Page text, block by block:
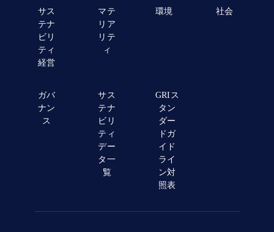
サス
テナ
ビリ
ティ
経営
マテ
リア
リテ
ィ
環境 社会
ガバ
ナン
ス
サス
テナ
ビリ
ティ
デー
タ一
覧
GRIス
タン
ダー
ドガ
イド
ライ
ン対
照表